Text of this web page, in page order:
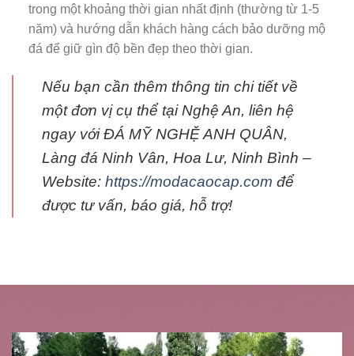
trong một khoảng thời gian nhất định (thường từ 1-5
năm) và hướng dẫn khách hàng cách bảo dưỡng mộ
đá để giữ gìn độ bền đẹp theo thời gian.
Nếu bạn cần thêm thông tin chi tiết về
một đơn vị cụ thể tại Nghệ An, liên hệ
ngay với ĐÁ MỸ NGHỆ ANH QUÂN,
Làng đá Ninh Vân, Hoa Lư, Ninh Bình –
Website: https://modacaocap.com để
được tư vấn, báo giá, hỗ trợ!